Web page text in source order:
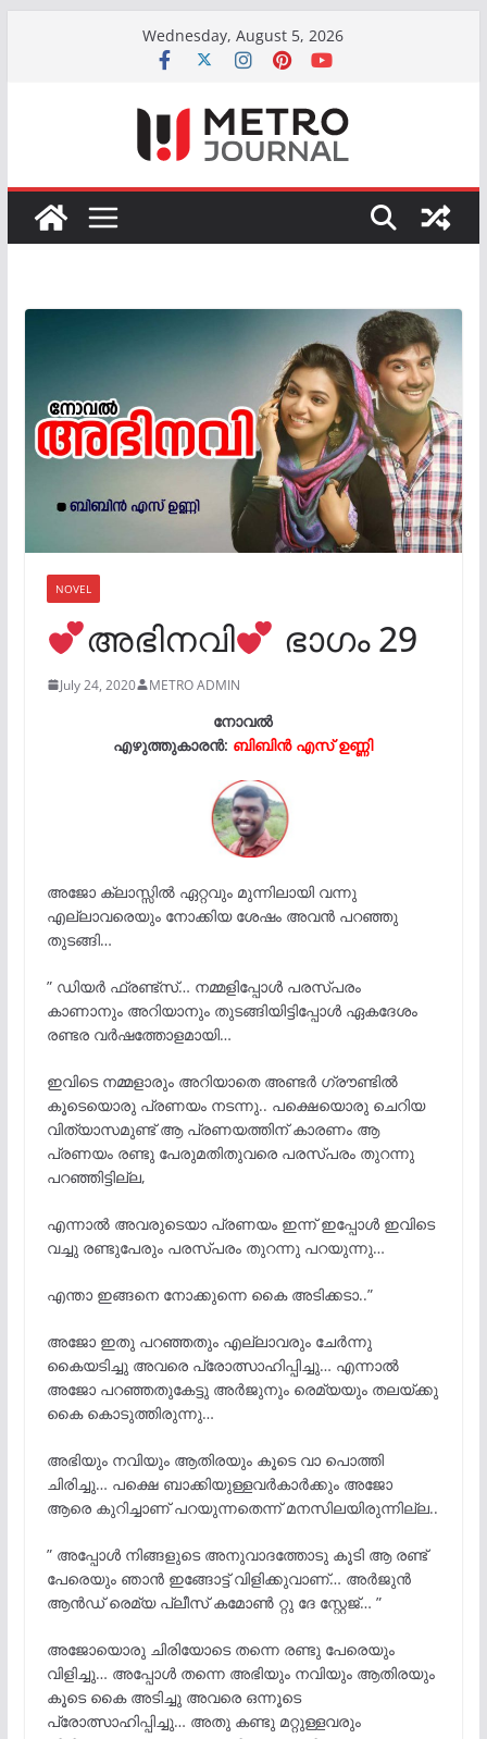
Wednesday, August 5, 2026
NOVEL
അഭിനവി ഭാഗം 29
July 24, 2020 METRO ADMIN
നോവൽ
എഴുത്തുകാരൻ: ബിബിൻ എസ് ഉണ്ണി
അജോ ക്ലാസ്സിൽ ഏറ്റവും മുന്നിലായി വന്നു
എല്ലാവരെയും നോക്കിയ ശേഷം അവൻ പറഞ്ഞു
തുടങ്ങി…
” ഡിയർ ഫ്രണ്ട്സ്… നമ്മളിപ്പോൾ പരസ്പരം
കാണാനും അറിയാനും തുടങ്ങിയിട്ടിപ്പോൾ ഏകദേശം
രണ്ടര വർഷത്തോളമായി…
ഇവിടെ നമ്മളാരും അറിയാതെ അണ്ടർ ഗ്രൗണ്ടിൽ
കൂടെയൊരു പ്രണയം നടന്നു.. പക്ഷെയൊരു ചെറിയ
വിത്യാസമുണ്ട് ആ പ്രണയത്തിന് കാരണം ആ
പ്രണയം രണ്ടു പേരുമതിതുവരെ പരസ്പരം തുറന്നു
പറഞ്ഞിട്ടില്ല,
എന്നാൽ അവരുടെയാ പ്രണയം ഇന്ന് ഇപ്പോൾ ഇവിടെ
വച്ചു രണ്ടുപേരും പരസ്പരം തുറന്നു പറയുന്നു…
എന്താ ഇങ്ങനെ നോക്കുന്നെ കൈ അടിക്കടാ..”
അജോ ഇതു പറഞ്ഞതും എല്ലാവരും ചേർന്നു
കൈയടിച്ചു അവരെ പ്രോത്സാഹിപ്പിച്ചു… എന്നാൽ
അജോ പറഞ്ഞതുകേട്ടു അർജുനും രെമ്യയും തലയ്ക്കു
കൈ കൊടുത്തിരുന്നു…
അഭിയും നവിയും ആതിരയും കൂടെ വാ പൊത്തി
ചിരിച്ചു… പക്ഷെ ബാക്കിയുള്ളവർകാർക്കും അജോ
ആരെ കുറിച്ചാണ് പറയുന്നതെന്ന് മനസിലയിരുന്നില്ല..
” അപ്പോൾ നിങ്ങളുടെ അനുവാദത്തോടു കൂടി ആ രണ്ട്
പേരെയും ഞാൻ ഇങ്ങോട്ട് വിളിക്കുവാണ്… അർജുൻ
ആൻഡ് രെമ്യ പ്ലീസ് കമോൺ റ്റു ദേ സ്റ്റേജ്… ”
അജോയൊരു ചിരിയോടെ തന്നെ രണ്ടു പേരെയും
വിളിച്ചു… അപ്പോൾ തന്നെ അഭിയും നവിയും ആതിരയും
കൂടെ കൈ അടിച്ചു അവരെ ഒന്നൂടെ
പ്രോത്സാഹിപ്പിച്ചു… അതു കണ്ടു മറ്റുള്ളവരും